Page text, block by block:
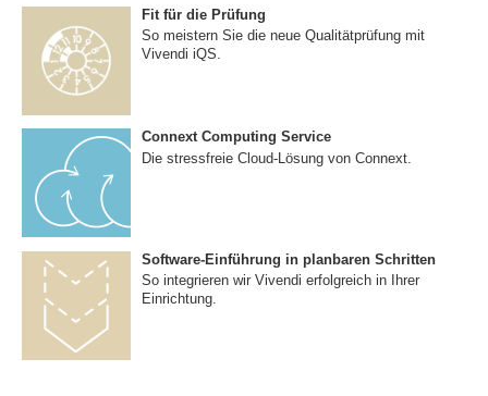
Fit für die Prüfung
So meistern Sie die neue Qualitätprüfung mit
Vivendi iQS.
Connext Computing Service
Die stressfreie Cloud-Lösung von Connext.
Software-Einführung in planbaren Schritten
So integrieren wir Vivendi erfolgreich in Ihrer
Einrichtung.